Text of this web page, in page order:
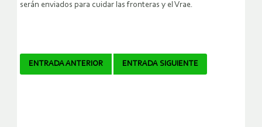
serán enviados para cuidar las fronteras y el Vrae.
Navegador
ENTRADA ANTERIOR ENTRADA SIGUIENTE